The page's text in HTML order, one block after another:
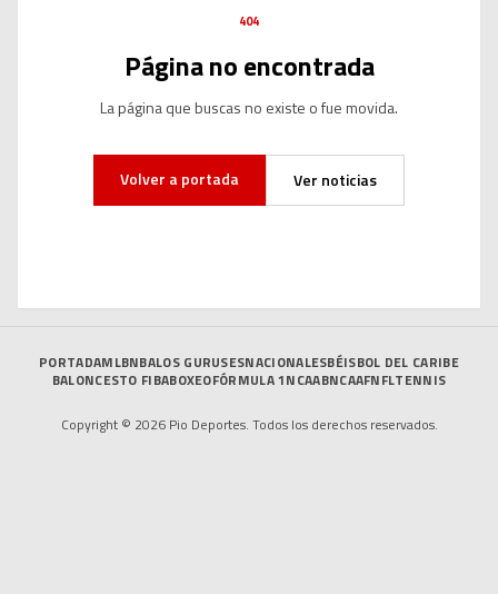
404
Página no encontrada
La página que buscas no existe o fue movida.
Volver a portada Ver noticias
PORTADAMLBNBALOS GURUSESNACIONALESBÉISBOL DEL CARIBE
BALONCESTO FIBABOXEOFÓRMULA 1NCAABNCAAFNFLTENNIS
Copyright © 2026 Pio Deportes. Todos los derechos reservados.